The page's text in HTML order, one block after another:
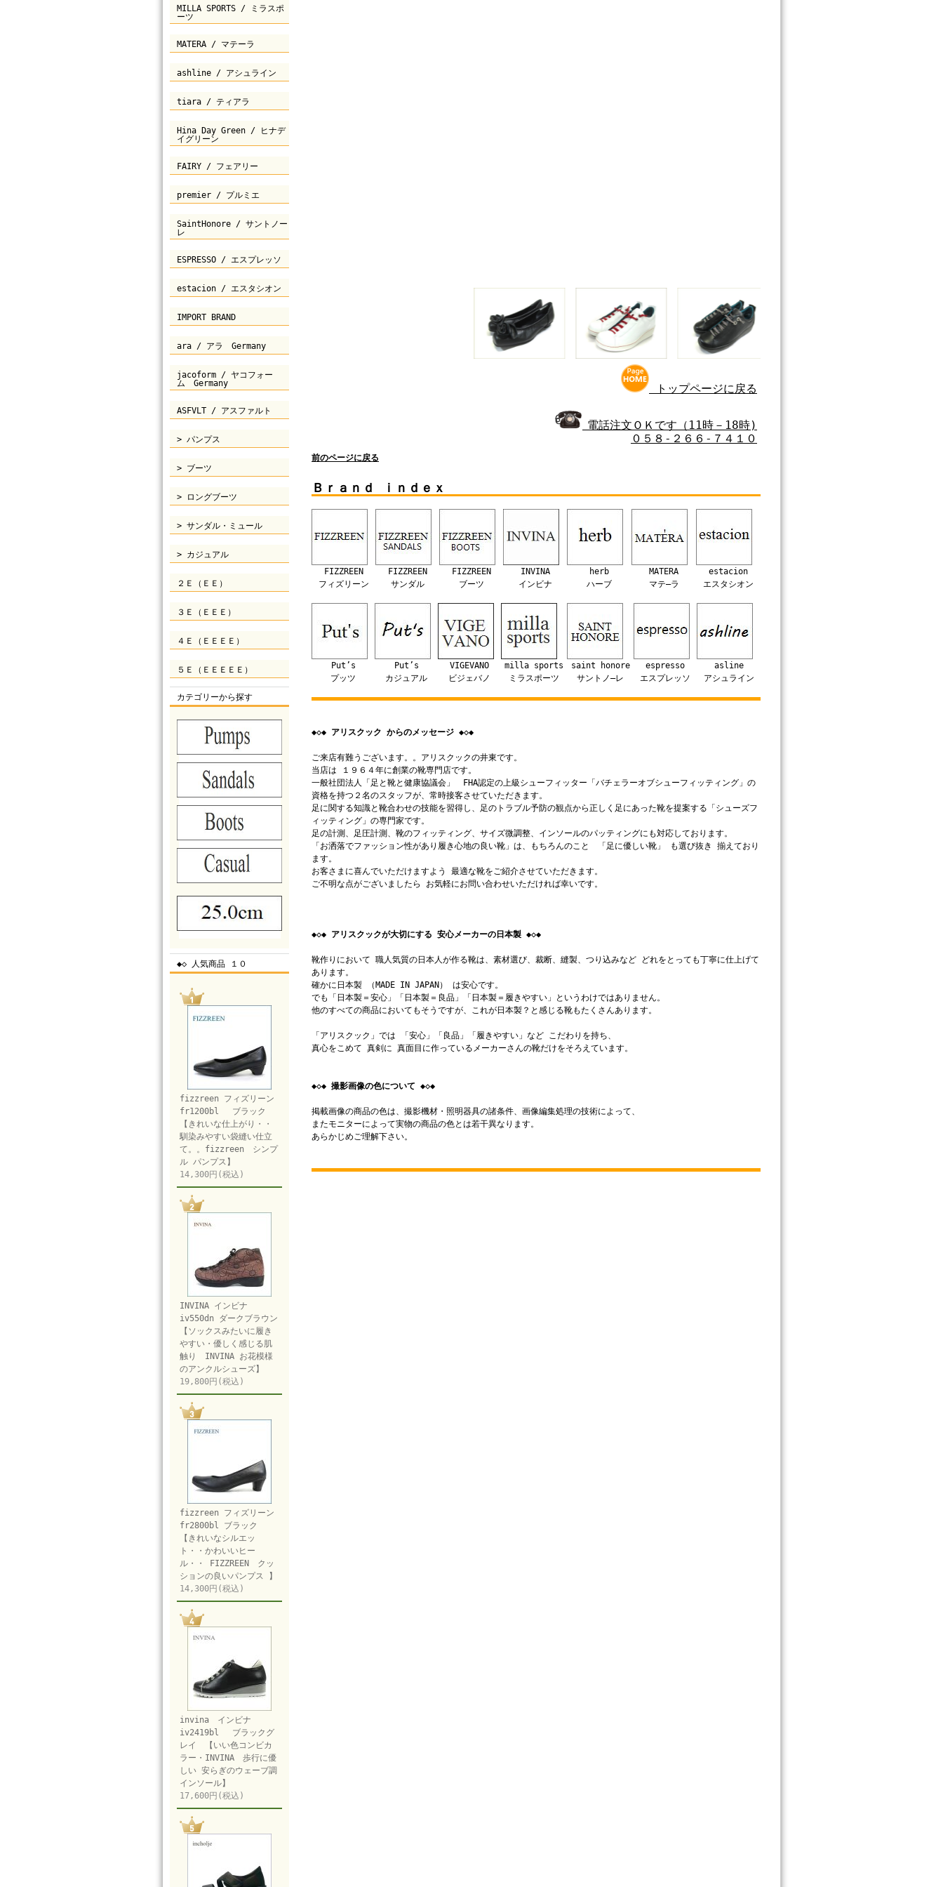
MILLA SPORTS / ミラスポ
ーツ
MATERA / マテーラ
ashline / アシュライン
tiara / ティアラ
Hina Day Green / ヒナデ
イグリーン
FAIRY / フェアリー
premier / プルミエ
SaintHonore / サントノー
レ
ESPRESSO / エスプレッソ
estacion / エスタシオン
IMPORT BRAND
ara / アラ Germany
jacoform / ヤコフォー
ム Germany
ASFVLT / アスファルト
> パンプス
> ブーツ
> ロングブーツ
> サンダル・ミュール
> カジュアル
２Ｅ（ＥＥ）
３Ｅ（ＥＥＥ）
４Ｅ（ＥＥＥＥ）
５Ｅ（ＥＥＥＥＥ）
カテゴリーから探す
◆◇ 人気商品 １０
fizzreen フィズリーン
fr1200bl ブラック
【きれいな仕上がり・・
馴染みやすい袋縫い仕立
て。。fizzreen シンプ
ル パンプス】
14,300円(税込)
INVINA インビナ
iv550dn ダークブラウン
【ソックスみたいに履き
やすい・優しく感じる肌
触り INVINA お花模様
のアンクルシューズ】
19,800円(税込)
fizzreen フィズリーン
fr2800bl ブラック
【きれいなシルエッ
ト・・かわいいヒー
ル・・ FIZZREEN クッ
ションの良いパンプス 】
14,300円(税込)
invina インビナ
iv2419bl ブラックグ
レイ 【いい色コンビカ
ラー・INVINA 歩行に優
しい 安らぎのウェーブ調
インソール】
17,600円(税込)
トップページに戻る
電話注文ＯＫです（11時－18時)
０５８‐２６６‐７４１０
前のページに戻る
Ｂｒａｎｄ ｉｎｄｅｘ
FIZZREEN
フィズリーン
FIZZREEN
サンダル
FIZZREEN
ブーツ
INVINA
インビナ
herb
ハーブ
MATERA
マテ―ラ
estacion
エスタシオン
Put’s
プッツ
Put’s
カジュアル
VIGEVANO
ビジェバノ
milla sports
ミラスポーツ
saint honore
サントノ―レ
espresso
エスプレッソ
asline
アシュライン
◆◇◆ アリスクック からのメッセージ ◆◇◆
ご来店有難うございます。。アリスクックの井東です。
当店は １９６４年に創業の靴専門店です。
一般社団法人「足と靴と健康協議会」 FHA認定の上級シューフィッター「バチェラーオブシューフィッティング」の
資格を持つ２名のスタッフが、常時接客させていただきます。
足に関する知識と靴合わせの技能を習得し、足のトラブル予防の観点から正しく足にあった靴を提案する「シューズフ
ィッティング」の専門家です。
足の計測、足圧計測、靴のフィッティング、サイズ微調整、インソールのパッティングにも対応しております。
「お洒落でファッション性があり履き心地の良い靴」は、もちろんのこと 「足に優しい靴」 も選び抜き 揃えており
ます。
お客さまに喜んでいただけますよう 最適な靴をご紹介させていただきます。
ご不明な点がございましたら お気軽にお問い合わせいただければ幸いです。
◆◇◆ アリスクックが大切にする 安心メーカーの日本製 ◆◇◆
靴作りにおいて 職人気質の日本人が作る靴は、素材選び、裁断、縫製、つり込みなど どれをとっても丁寧に仕上げて
あります。
確かに日本製 （MADE IN JAPAN） は安心です。
でも「日本製＝安心」「日本製＝良品」「日本製＝履きやすい」というわけではありません。
他のすべての商品においてもそうですが、これが日本製？と感じる靴もたくさんあります。
「アリスクック」では 「安心」「良品」「履きやすい」など こだわりを持ち、
真心をこめて 真剣に 真面目に作っているメーカーさんの靴だけをそろえています。
◆◇◆ 撮影画像の色について ◆◇◆
掲載画像の商品の色は、撮影機材・照明器具の諸条件、画像編集処理の技術によって、
またモニターによって実物の商品の色とは若干異なります。
あらかじめご理解下さい。